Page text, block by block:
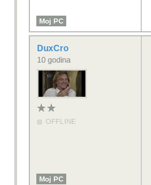
Moj PC
DuxCro
10 godina
OFFLINE
Moj PC